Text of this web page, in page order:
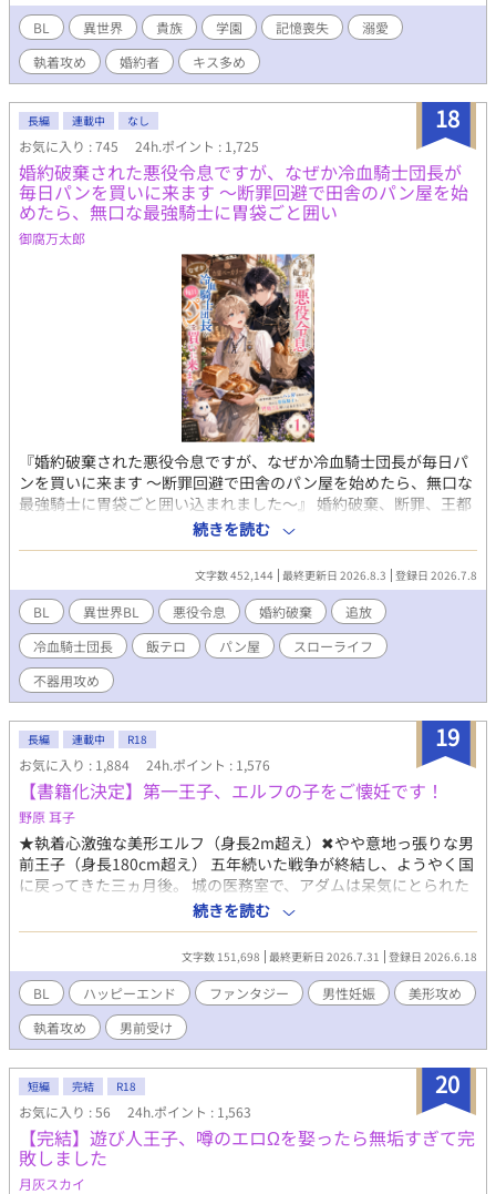
BL 異世界 貴族 学園 記憶喪失
溺愛
執着攻め
婚約者 キス多め
18
長編 連載中 なし
お気に入り : 745 24h.ポイント : 1,725
婚約破棄された悪役令息ですが、なぜか冷血騎士団長が
毎日パンを買いに来ます 〜断罪回避で田舎のパン屋を始
めたら、無口な最強騎士に胃袋ごと囲い
御腐万太郎
『婚約破棄された悪役令息ですが、なぜか冷血騎士団長が毎日パ
ンを買いに来ます 〜断罪回避で田舎のパン屋を始めたら、無口な
最強騎士に胃袋ごと囲い込まれました〜』 婚約破棄、断罪、王都
追放。 公爵令息ノア・ラザフォードは、王宮の夜会で王子からそ
う告げられた瞬間、心の中で歓喜した。 なぜなら彼は、前世の記
憶を持つ転生者。 この世界が乙女ゲームに似ており、自分が“悪
役令息”として破滅する運命だと知っていたからだ。 けれど、王子
への未練など一切ない。 面倒な貴族社会から逃げられるなら、追
放なんてむしろ大歓迎。 「よし、田舎でパン屋をやろう」 そうし
てノアは辺境の町で、小さなパン屋《白猫ベーカリー》を開く。
焼きたてのミルクパン、焦がしバター塩パン、森苺のジャムパ
ン。 ようやく手に入れた平穏なスローライフ。 ……のはずだっ
団長アゼル・グレイヴ。 無口。 無表情。 目つきが怖い。 なのに
彼は、毎朝誰より早く店に来て、ノアのパンを大量に買ってい
く。 「今日も来たんですか？」 「来た」 「昨日も一昨日も来まし
たよね」 「明日も来る」 ノアは思った。 この人、よほどパンが
好きなんだな、と。 しかしアゼルが見ているのは、パンだけでは
なかった。 ノアが疲れていれば黙って手伝い、王都からの嫌がら
せには無表情で圧をかけ、元婚約者の王子が現れれば静かに剣の
柄へ手を置く。 「この店に手を出すな。ノアにもだ」 パン目当て
だと思い込む悪役令息と、店主ごと囲い込みたい冷血騎士団長。
婚約破棄から始まる、飯テロ異世界BLラブコメ。
続きを読む
文字数 452,144 最終更新日 2026.8.3 登録日 2026.7.8
BL 異世界BL 悪役令息 婚約破棄
追放
冷血騎士団長
飯テロ パン屋
スローライフ
不器用攻め
19
長編 連載中 R18
お気に入り : 1,884 24h.ポイント : 1,576
【書籍化決定】第一王子、エルフの子をご懐妊です！
野原 耳子
★執着心激強な美形エルフ（身長2m超え）✖やや意地っ張りな男
前王子（身長180cm超え） 五年続いた戦争が終結し、ようやく国
に戻ってきた三ヵ月後。 城の医務室で、アダムは呆気にとられた
声をあげていた。 「殿下、ご懐妊です」 「なんて？」 医者に「エ
ルフなら他種族の男性でも妊娠させることができる。何か心当た
りはないか？」と聞かれ、 アダムは、エルフ軍指揮官のイヴァン
と一夜の関係を持ったことを思い出す。 しかも、子を無事に産む
ためには、エルフの精液を注ぎ続ける必要があると言われ、 アダ
ムは仕方なくエルフの国へと向かうことになる。 再会したイヴァ
ンは、まるで伴侶のようにアダムを愛で始める。 子供を産んだら
さっさと国に戻るつもりだったのに、次第にアダムもイヴァンか
ら与えられる想いに心が揺らいでいき―― ★皆様の応援のおかげ
で【紙書籍&電子書籍化】が決定しました…！ 読んでくださった
皆様、心からありがとうございます…！ 出版レーベルさんや発売
日などは詳細が決まり次第、作者のXでご報告いたしますね。 引
き続き頑張っていきますので、どうかラストまで読んでいただけ
ると嬉しいです！
続きを読む
文字数 151,698 最終更新日 2026.7.31 登録日 2026.6.18
BL ハッピーエンド ファンタジー 男性妊娠
美形攻め
執着攻め
男前受け
20
短編 完結 R18
お気に入り : 56 24h.ポイント : 1,563
【完結】遊び人王子、噂のエロΩを娶ったら無垢すぎて完
敗しました
月灰スカイ